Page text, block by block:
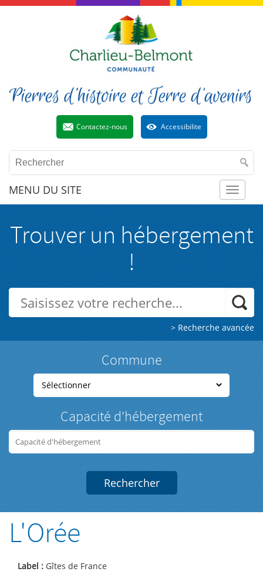
Contactez-nous Accessibilite
MENU DU SITE
Trouver un hébergement
!
> Recherche avancée
Commune
Capacité d'hébergement
Rechercher
L'Orée
Label : Gîtes de France